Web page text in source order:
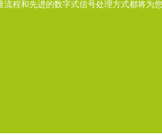
程和先进的数字式信号处理方式都将为您